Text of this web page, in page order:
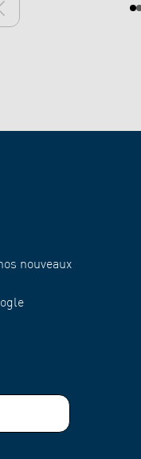
Diapositive précédente
nouveaux